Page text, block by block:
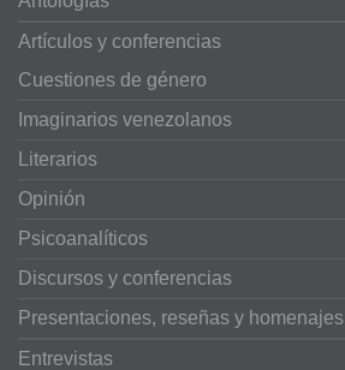
Artículos y conferencias
Cuestiones de género
Imaginarios venezolanos
Literarios
Opinión
Psicoanalíticos
Discursos y conferencias
Presentaciones, reseñas y homenajes
Entrevistas